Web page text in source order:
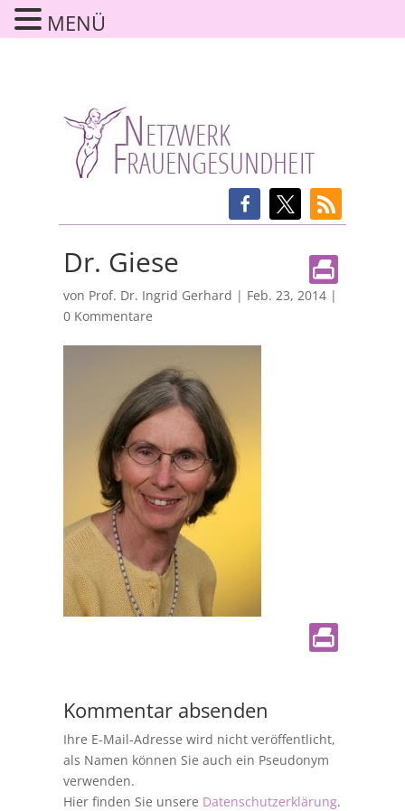
Dr. Giese
von Prof. Dr. Ingrid Gerhard | Feb. 23, 2014|
0 Kommentare
Kommentar absenden
Ihre E-Mail-Adresse wird nicht veröffentlicht,
als Namen können Sie auch ein Pseudonym
verwenden.
Hier finden Sie unsere Datenschutzerklärung.
MENÜ